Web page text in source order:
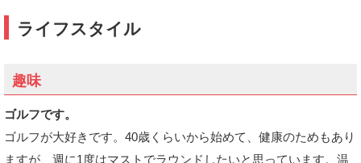
ライフスタイル
趣味
ゴルフです。
ゴルフが大好きです。40歳くらいから始めて、健康のためもあり
ますが、週に1度はマストでラウンドしたいと思っています。温